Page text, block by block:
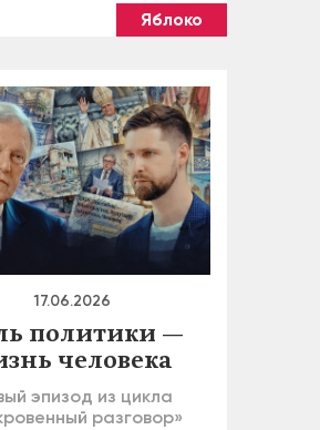
Яблоко
17.06.2026
политики —
человека
эпизод из цикла
разговор»